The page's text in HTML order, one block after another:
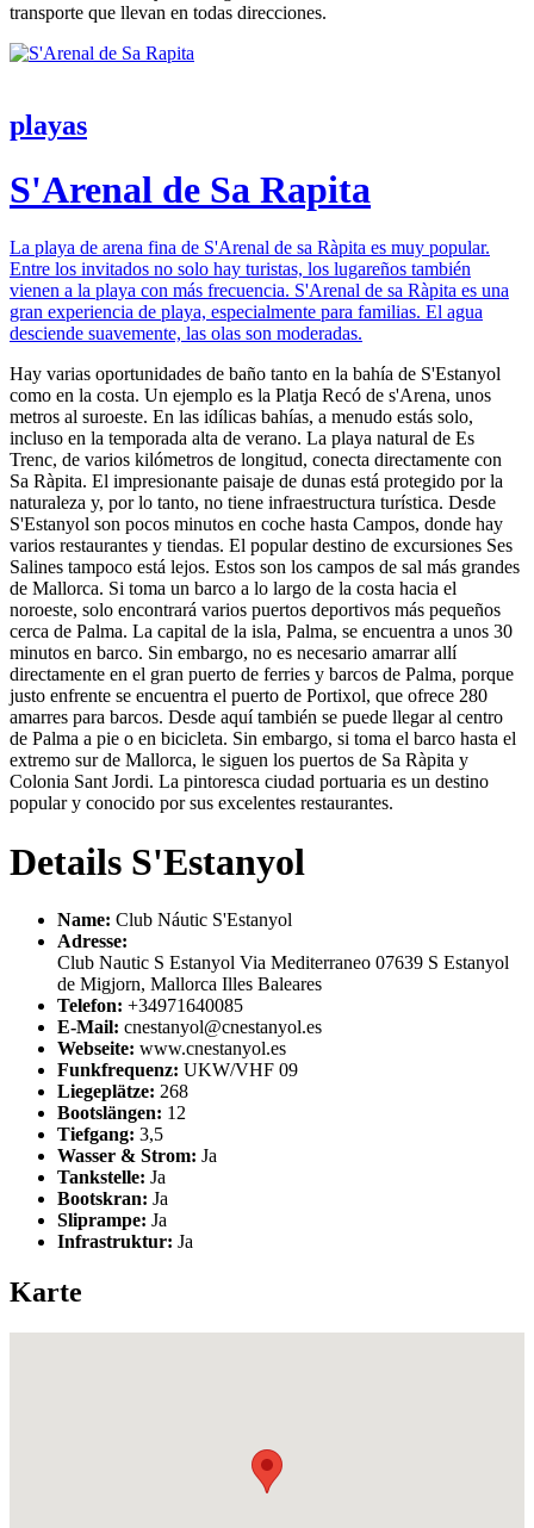
transporte que llevan en todas direcciones.
playas
S'Arenal de Sa Rapita
La playa de arena fina de S'Arenal de sa Ràpita es muy popular.
Entre los invitados no solo hay turistas, los lugareños también
vienen a la playa con más frecuencia. S'Arenal de sa Ràpita es una
gran experiencia de playa, especialmente para familias. El agua
desciende suavemente, las olas son moderadas.
Hay varias oportunidades de baño tanto en la bahía de S'Estanyol
como en la costa. Un ejemplo es la Platja Recó de s'Arena, unos
metros al suroeste. En las idílicas bahías, a menudo estás solo,
incluso en la temporada alta de verano. La playa natural de Es
Trenc, de varios kilómetros de longitud, conecta directamente con
Sa Ràpita. El impresionante paisaje de dunas está protegido por la
naturaleza y, por lo tanto, no tiene infraestructura turística. Desde
S'Estanyol son pocos minutos en coche hasta Campos, donde hay
varios restaurantes y tiendas. El popular destino de excursiones Ses
Salines tampoco está lejos. Estos son los campos de sal más grandes
de Mallorca. Si toma un barco a lo largo de la costa hacia el
noroeste, solo encontrará varios puertos deportivos más pequeños
cerca de Palma. La capital de la isla, Palma, se encuentra a unos 30
minutos en barco. Sin embargo, no es necesario amarrar allí
directamente en el gran puerto de ferries y barcos de Palma, porque
justo enfrente se encuentra el puerto de Portixol, que ofrece 280
amarres para barcos. Desde aquí también se puede llegar al centro
de Palma a pie o en bicicleta. Sin embargo, si toma el barco hasta el
extremo sur de Mallorca, le siguen los puertos de Sa Ràpita y
Colonia Sant Jordi. La pintoresca ciudad portuaria es un destino
popular y conocido por sus excelentes restaurantes.
Details S'Estanyol
Name: Club Náutic S'Estanyol
Adresse:
Club Nautic S Estanyol Via Mediterraneo 07639 S Estanyol
de Migjorn, Mallorca Illes Baleares
Telefon: +34971640085
E-Mail: cnestanyol@cnestanyol.es
Webseite: www.cnestanyol.es
Funkfrequenz: UKW/VHF 09
Liegeplätze: 268
Bootslängen: 12
Tiefgang: 3,5
Wasser & Strom: Ja
Tankstelle: Ja
Bootskran: Ja
Sliprampe: Ja
Infrastruktur: Ja
Karte